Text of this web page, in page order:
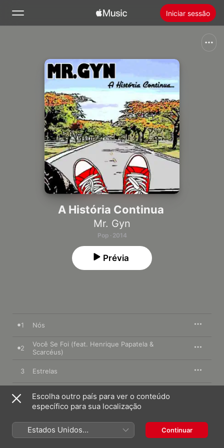
Iniciar sessão
Novidades
Rádio
Instalar o Apple Music
A História Continua
Mr. Gyn
Pop · 2014
Prévia
1 Nós
2
Você Se Foi (feat. Henrique Papatela &
Scarcéus)
3 Estrelas
4 Singelo Amor
6 Pra Sempre
Escolha outro país para ver o conteúdo
específico para sua localização
Estados Unidos
(Português Brasil)
Continuar